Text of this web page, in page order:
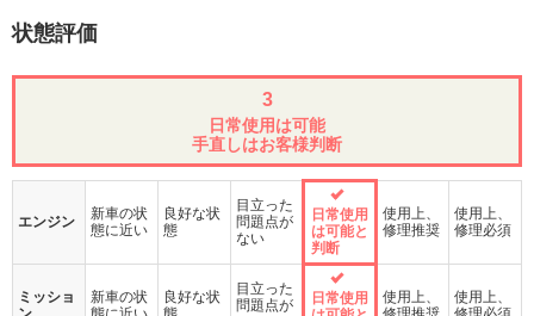
状態評価
3
日常使用は可能
手直しはお客様判断
エンジン
新車の状
態に近い
良好な状
態
目立った
問題点が
ない
日常使用
は可能と
判断
使用上、
修理推奨
使用上、
修理必須
ミッショ
新車の状
良好な状
目立った
問題点が
日常使用
使用上、
使用上、